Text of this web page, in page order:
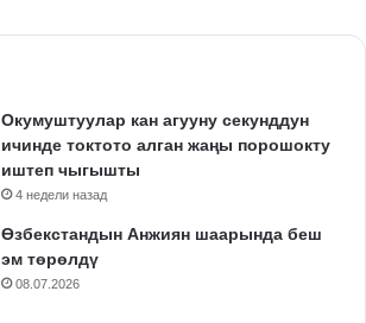
Окумуштуулар кан агууну секунддун
ичинде токтото алган жаңы порошокту
иштеп чыгышты
4 недели назад
Өзбекстандын Анжиян шаарында беш
эм төрөлдү
08.07.2026